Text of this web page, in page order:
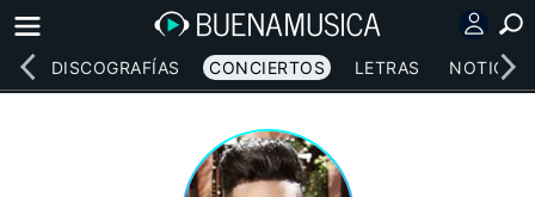
DISCOGRAFÍAS CONCIERTOS LETRAS NOTICIAS